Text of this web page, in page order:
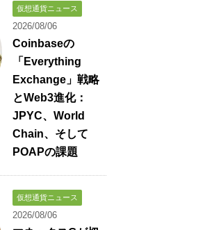
仮想通貨ニュース
2026/08/06
Coinbaseの
「Everything
Exchange」戦略
とWeb3進化：
JPYC、World
Chain、そして
POAPの課題
仮想通貨ニュース
2026/08/06